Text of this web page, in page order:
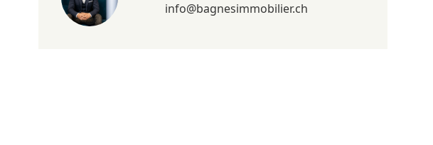
info@bagnesimmobilier.ch